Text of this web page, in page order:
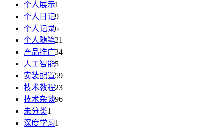
个人展示1
个人日记9
个人记录6
个人随笔21
产品推广34
人工智能5
安装配置59
技术教程23
技术杂谈96
未分类1
深度学习1